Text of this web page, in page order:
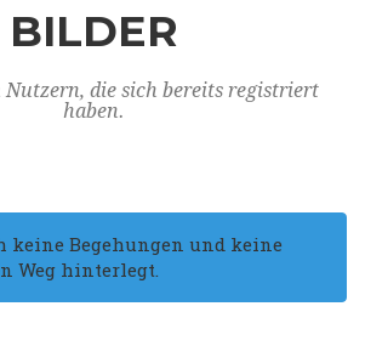
BILDER
die sich bereits registriert
haben.
keine Begehungen und keine
Weg hinterlegt.